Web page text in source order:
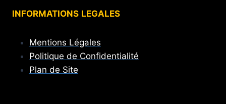
INFORMATIONS LEGALES
Mentions Légales
Politique de Confidentialité
Plan de Site